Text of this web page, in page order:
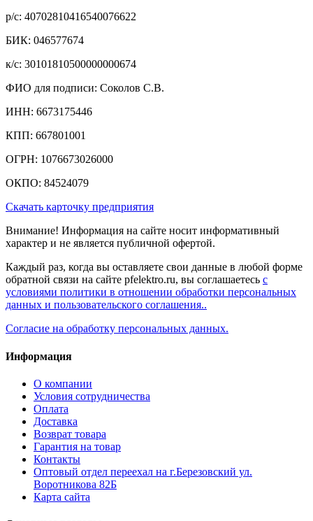
р/c: 40702810416540076622
БИК: 046577674
к/c: 30101810500000000674
ФИО для подписи: Соколов С.В.
ИНН: 6673175446
КПП: 667801001
ОГРН: 1076673026000
ОКПО: 84524079
Скачать карточку предприятия
Внимание! Информация на сайте носит информативный
характер и не является публичной офертой.
Каждый раз, когда вы оставляете свои данные в любой форме
обратной связи на сайте pfelektro.ru, вы соглашаетесь с
условиями политики в отношении обработки персональных
данных и пользовательского соглашения..
Согласие на обработку персональных данных.
Информация
О компании
Условия сотрудничества
Оплата
Доставка
Возврат товара
Гарантия на товар
Контакты
Оптовый отдел переехал на г.Березовский ул.
Воротникова 82Б
Карта сайта